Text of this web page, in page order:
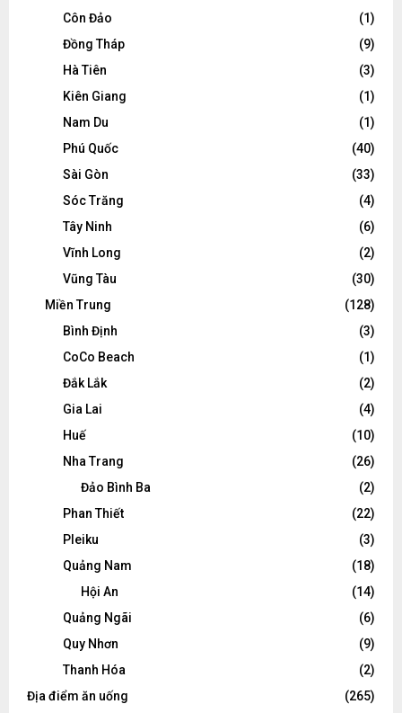
Côn Đảo
(1)
Đồng Tháp
(9)
Hà Tiên
(3)
Kiên Giang
(1)
Nam Du
(1)
Phú Quốc
(40)
Sài Gòn
(33)
Sóc Trăng
(4)
Tây Ninh
(6)
Vĩnh Long
(2)
Vũng Tàu
(30)
Miền Trung
(128)
Bình Định
(3)
CoCo Beach
(1)
Đắk Lắk
(2)
Gia Lai
(4)
Huế
(10)
Nha Trang
(26)
Đảo Bình Ba
(2)
Phan Thiết
(22)
Pleiku
(3)
Quảng Nam
(18)
Hội An
(14)
Quảng Ngãi
(6)
Quy Nhơn
(9)
Thanh Hóa
(2)
Địa điểm ăn uống
(265)